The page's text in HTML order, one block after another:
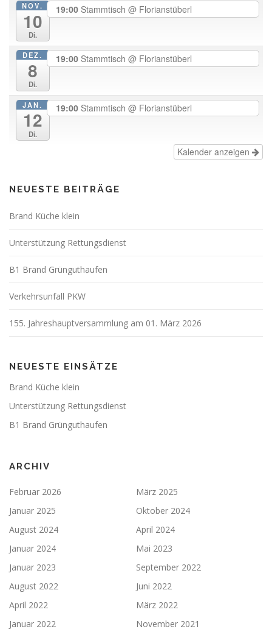
NOV.
10
Di.
19:00 Stammtisch @ Florianstüberl
DEZ.
8
Di.
19:00 Stammtisch @ Florianstüberl
JAN.
12
Di.
19:00 Stammtisch @ Florianstüberl
Kalender anzeigen
NEUESTE BEITRÄGE
Brand Küche klein
Unterstützung Rettungsdienst
B1 Brand Grünguthaufen
Verkehrsunfall PKW
155. Jahreshauptversammlung am 01. März 2026
NEUESTE EINSÄTZE
Brand Küche klein
Unterstützung Rettungsdienst
B1 Brand Grünguthaufen
ARCHIV
Februar 2026
März 2025
Januar 2025
Oktober 2024
August 2024
April 2024
Januar 2024
Mai 2023
Januar 2023
September 2022
August 2022
Juni 2022
April 2022
März 2022
Januar 2022
November 2021